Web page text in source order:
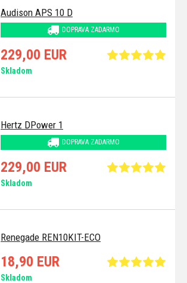
Audison APS 10 D
DOPRAVA ZADARMO
229,00 EUR
Skladom
Hertz DPower 1
DOPRAVA ZADARMO
229,00 EUR
Skladom
Renegade REN10KIT-ECO
18,90 EUR
Skladom